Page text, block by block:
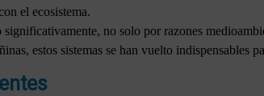
el ecosistema.
no solo por razones
estos sistemas se han vuelto indispensables